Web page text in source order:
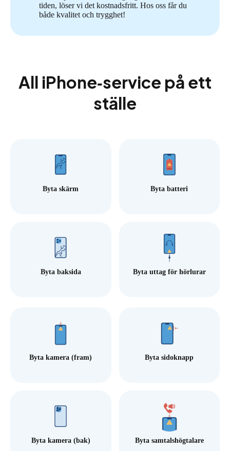
tiden, löser vi det kostnadsfritt. Hos oss får du
både kvalitet och trygghet!
All iPhone‑service på ett
ställe
Byta skärm Byta batteri
Byta baksida Byta uttag för hörlurar
Byta kamera (fram) Byta sidoknapp
Byta kamera (bak) Byta samtalshögtalare